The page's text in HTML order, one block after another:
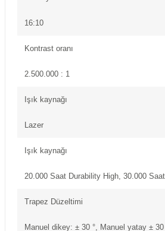
16:10
Kontrast oranı
2.500.000 : 1
Işık kaynağı
Lazer
Işık kaynağı
20.000 Saat Durability High, 30.000
Trapez Düzeltimi
Manuel dikey: ± 30 °, Manuel yatay ± 30